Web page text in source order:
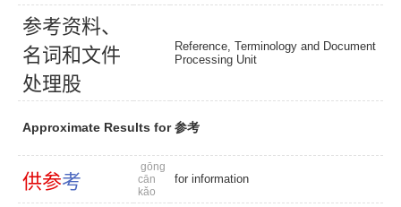
参考资料、
名词和文件
处理股
Reference, Terminology and Document
Processing Unit
Approximate Results for 参考
供参考
gōng
cān
kǎo
for information